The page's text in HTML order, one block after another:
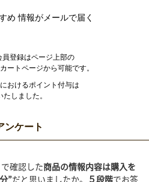
め 情報がメールで届く
登録はページ上部の
ートページから可能です。
おけるポイント付与は
たしました。
ンケート